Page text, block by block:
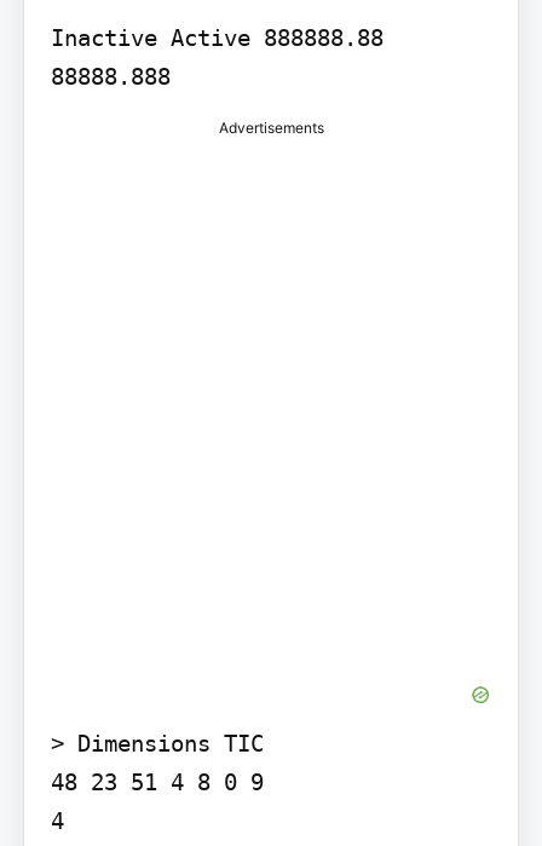
Inactive Active 888888.88
88888.888
Advertisements
> Dimensions TIC
48 23 51 4 8 0 9
4